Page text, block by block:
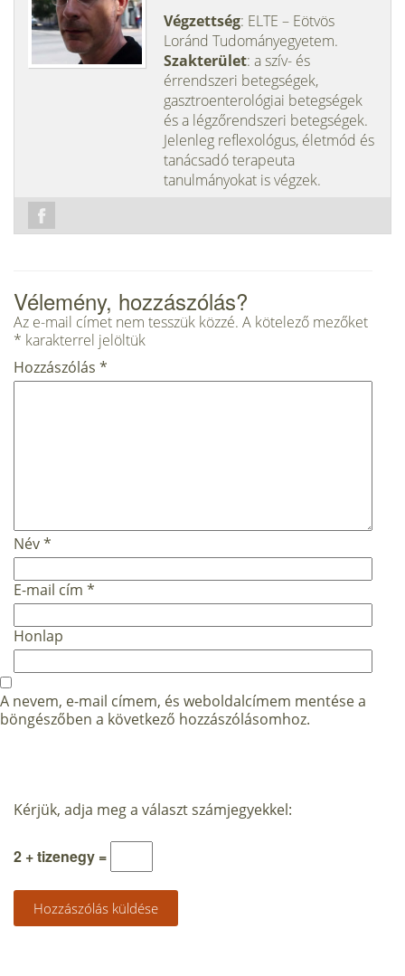
Végzettség: ELTE – Eötvös
Loránd Tudományegyetem.
Szakterület: a szív- és
érrendszeri betegségek,
gasztroenterológiai betegségek
és a légzőrendszeri betegségek.
Jelenleg reflexológus, életmód és
tanácsadó terapeuta
tanulmányokat is végzek.
Vélemény, hozzászólás?
Az e-mail címet nem tesszük közzé. A kötelező mezőket
* karakterrel jelöltük
Hozzászólás *
Név*
E-mail cím *
Honlap
A nevem, e-mail címem, és weboldalcímem mentése a
böngészőben a következő hozzászólásomhoz.
Kérjük, adja meg a választ számjegyekkel:
2 + tizenegy =